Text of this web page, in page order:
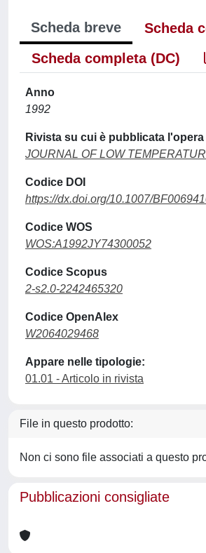
Scheda breve
Scheda
Scheda completa (DC)
Anno
1992
Rivista su cui è pubblicata l'opera
JOURNAL OF LOW
Codice DOI
https://dx.doi.org/10.1007/
Codice WOS
WOS:A1992JY74300052
Codice Scopus
2-s2.0-2242465320
Codice OpenAlex
W2064029468
Appare nelle tipologie:
01.01 - Articolo in rivista
File in questo prodotto:
Non ci sono file associati a questo
Pubblicazioni consigliate